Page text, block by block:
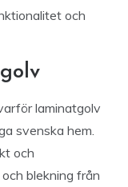
och
laminatgolv
svenska hem.
och
blekning från